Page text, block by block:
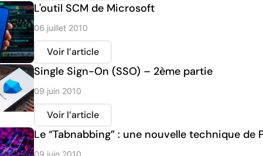
L'outil SCM de Microsoft
06 juillet 2010
Voir l’article
Single Sign-On (SSO) – 2ème partie
09 juin 2010
Voir l’article
Le “Tabnabbing” : une nouvelle technique de
09 juin 2010